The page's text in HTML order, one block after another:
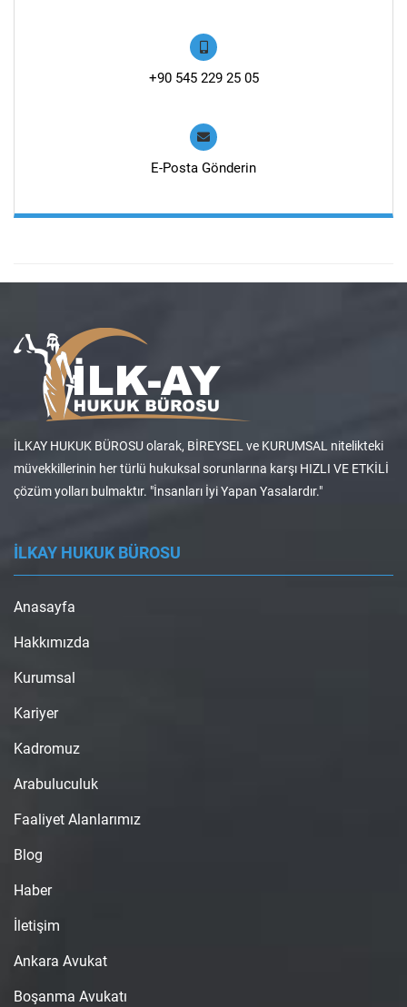
+90 545 229 25 05
E-Posta Gönderin
İLKAY HUKUK BÜROSU olarak, BİREYSEL ve KURUMSAL nitelikteki
müvekkillerinin her türlü hukuksal sorunlarına karşı HIZLI VE ETKİLİ
çözüm yolları bulmaktır. "İnsanları İyi Yapan Yasalardır."
İLKAY HUKUK BÜROSU
Anasayfa
Hakkımızda
Kurumsal
Kariyer
Kadromuz
Arabuluculuk
Faaliyet Alanlarımız
Blog
Haber
İletişim
Ankara Avukat
Boşanma Avukatı